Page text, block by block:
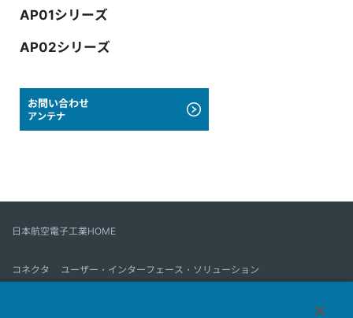
AP01シリーズ
AP02シリーズ
お問い合わせ
アンテナ
日本航空電子工業HOME
コネクタ
ユーザー・インターフェース・ソリューション